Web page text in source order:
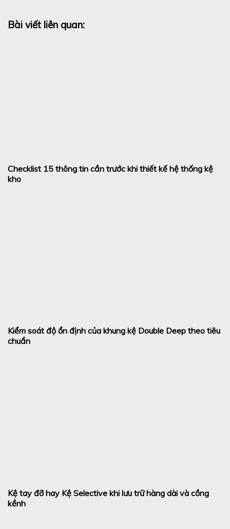
Bài viết liên quan:
Checklist 15 thông tin cần trước khi thiết kế hệ thống kệ
kho
Kiểm soát độ ổn định của khung kệ Double Deep theo tiêu
chuẩn
Kệ tay đỡ hay Kệ Selective khi lưu trữ hàng dài và cồng
kềnh